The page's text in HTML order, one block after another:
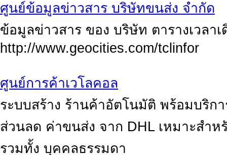
ศูนย์ข้อมูลข่าวสาร บริษัทขนส่ง จำกัด
ข้อมูลข่าวสาร ของ บริษัท ตารางเวลา
http://www.geocities.com/tclinfor
ศูนย์การค้าเวโลคอล
ระบบสร้าง ร้านค้าอัตโนมัติ พร้อมบริก
ส่วนลด ค่าขนส่ง จาก DHL เหมาะสำ
รวมทั้ง บุคคลธรรมดา